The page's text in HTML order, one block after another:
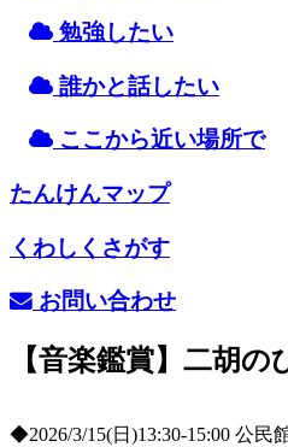
勉強したい
誰かと話したい
ここから近い場所で
たんけんマップ
くわしくさがす
お問い合わせ
【音楽鑑賞】二胡の
◆2026/3/15(日)13:30-15:00 公民